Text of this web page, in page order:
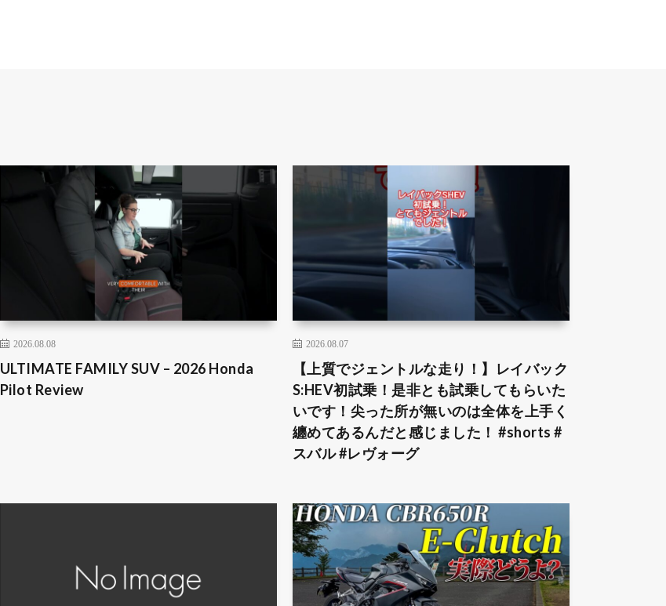
2026.08.08
ULTIMATE FAMILY SUV – 2026 Honda
Pilot Review
2026.08.07
【上質でジェントルな走り！】レイバック
S:HEV初試乗！是非とも試乗してもらいた
いです！尖った所が無いのは全体を上手く
纏めてあるんだと感じました！ #shorts #
スバル #レヴォーグ